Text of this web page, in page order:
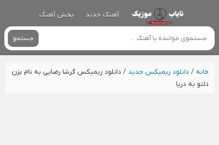
آهنگ جدید پخش آهنگ
جستجو
خانه/ دانلود ریمیکس جدید / دانلود ریمیکس گرشا رضایی به نام بزن
دلتو به دریا